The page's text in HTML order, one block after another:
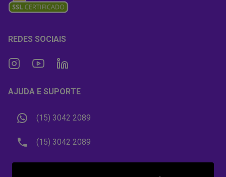
REDES SOCIAIS
AJUDA E SUPORTE
(15) 3042 2089
(15) 3042 2089